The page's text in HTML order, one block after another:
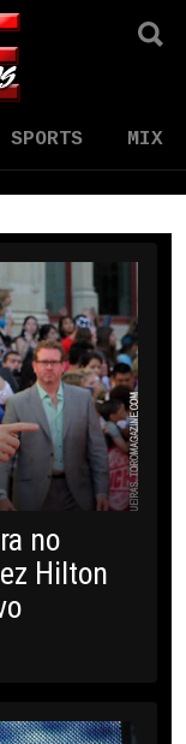
SPORTS MIX
no
Hilton